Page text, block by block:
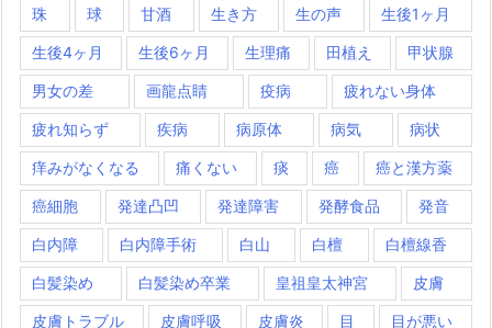
珠 球 甘酒 生き方 生の声 生後1ヶ月
生後4ヶ月 生後6ヶ月 生理痛 田植え 甲状腺
男女の差 画龍点睛 疫病 疲れない身体
疲れ知らず 疾病 病原体 病気 病状
痒みがなくなる 痛くない 痰 癌 癌と漢方薬
癌細胞 発達凸凹 発達障害 発酵食品 発音
白内障 白内障手術 白山 白檀 白檀線香
白髪染め 白髪染め卒業 皇祖皇太神宮 皮膚
皮膚トラブル 皮膚呼吸 皮膚炎 目 目が悪い